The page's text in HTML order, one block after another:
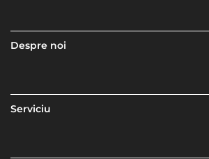
Despre noi
Serviciu